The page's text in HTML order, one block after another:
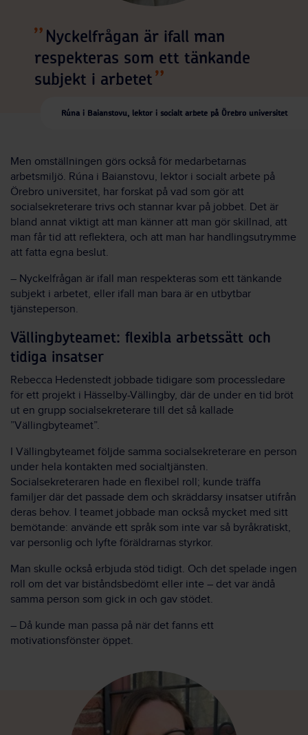
Nyckelfrågan är ifall man
respekteras som ett tänkande
subjekt i arbetet
Rúna i Baianstovu, lektor i socialt arbete på Örebro universitet
Men omställningen görs också för medarbetarnas
arbetsmiljö. Rúna i Baianstovu, lektor i socialt arbete på
Örebro universitet, har forskat på vad som gör att
socialsekreterare trivs och stannar kvar på jobbet. Det är
bland annat viktigt att man känner att man gör skillnad, att
man får tid att reflektera, och att man har handlingsutrymme
att fatta egna beslut.
– Nyckelfrågan är ifall man respekteras som ett tänkande
subjekt i arbetet, eller ifall man bara är en utbytbar
tjänsteperson.
Vällingbyteamet: flexibla arbetssätt och
tidiga insatser
Rebecca Hedenstedt jobbade tidigare som processledare
för ett projekt i Hässelby-Vällingby, där de under en tid bröt
ut en grupp socialsekreterare till det så kallade
”Vällingbyteamet”.
I Vällingbyteamet följde samma socialsekreterare en person
under hela kontakten med socialtjänsten.
Socialsekreteraren hade en flexibel roll; kunde träffa
familjer där det passade dem och skräddarsy insatser utifrån
deras behov. I teamet jobbade man också mycket med sitt
bemötande: använde ett språk som inte var så byråkratiskt,
var personlig och lyfte föräldrarnas styrkor.
Man skulle också erbjuda stöd tidigt. Och det spelade ingen
roll om det var biståndsbedömt eller inte – det var ändå
samma person som gick in och gav stödet.
– Då kunde man passa på när det fanns ett
motivationsfönster öppet.